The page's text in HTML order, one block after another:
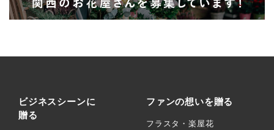
ビジネスシーンに
贈る
ファンの想いを贈る
フラスタ・楽屋花